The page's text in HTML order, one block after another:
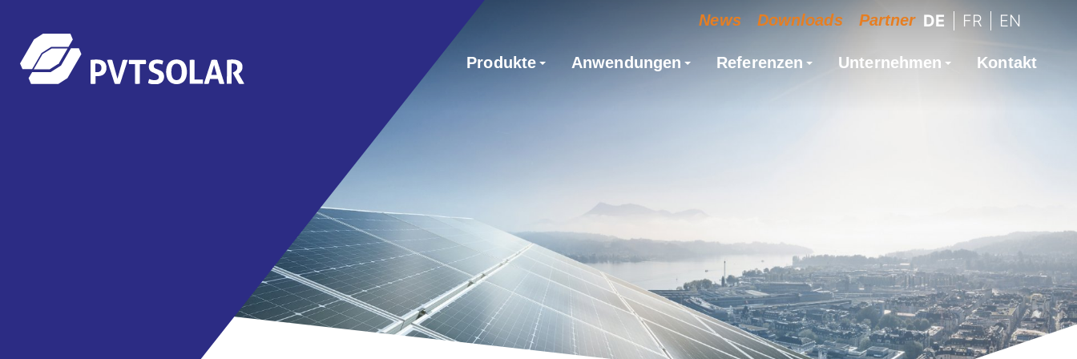
News Downloads Partner DE FR EN
Produkte Anwendungen Referenzen Unternehmen Kontakt